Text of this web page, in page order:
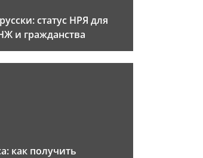
статус НРЯ для
и гражданства
как получить